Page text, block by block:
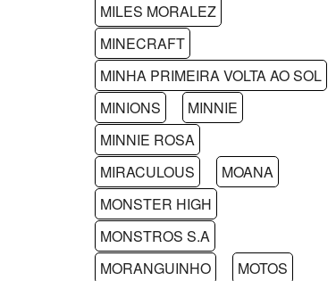
MILES MORALEZ
MINECRAFT
MINHA PRIMEIRA VOLTA AO SOL
MINIONS
MINNIE
MINNIE ROSA
MIRACULOUS
MOANA
MONSTER HIGH
MONSTROS S.A
MORANGUINHO
MOTOS